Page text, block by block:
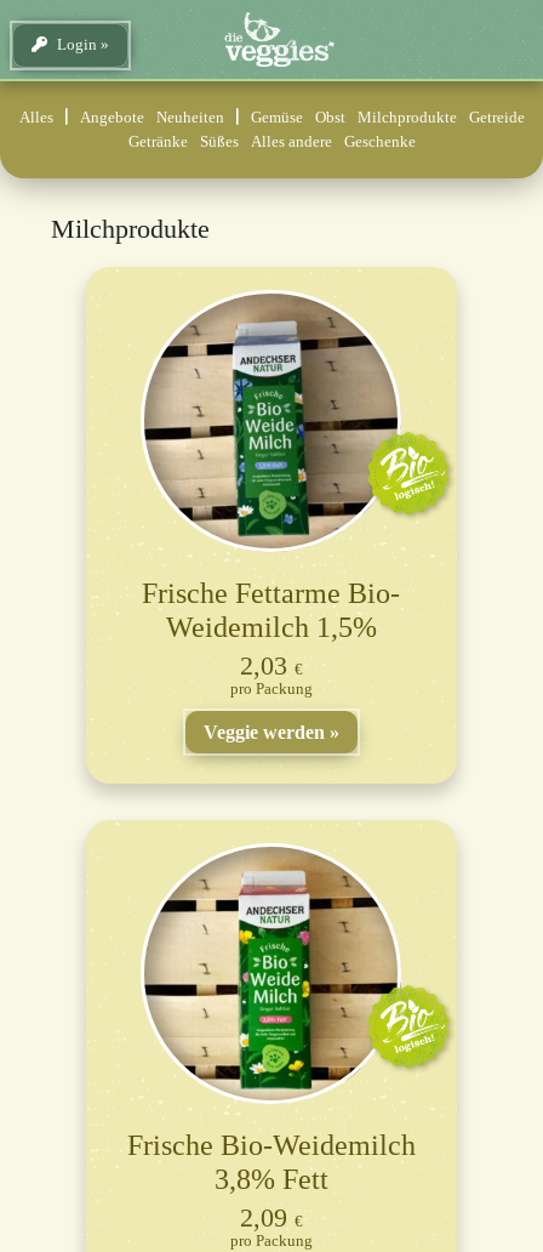
Login
Alles Angebote Neuheiten Gemüse Obst Milchprodukte
Getreide
Getränke
Süßes Alles andere Geschenke
Milchprodukte
Frische Fettarme Bio-
Weidemilch 1,5%
2,03€
Packung
Veggie werden
Frische Bio-Weidemilch
3,8% Fett
2,09€
Packung